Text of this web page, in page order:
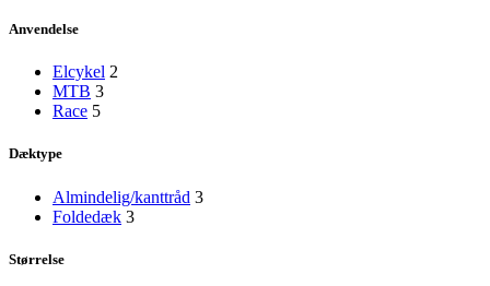
Anvendelse
Elcykel 2
MTB 3
Race 5
Dæktype
Almindelig/kanttråd 3
Foldedæk 3
Størrelse